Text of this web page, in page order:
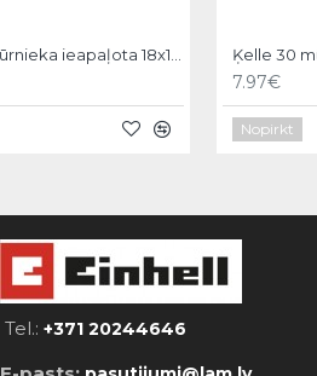
7.97€
Nopirkt
Tel.:+371 20244646